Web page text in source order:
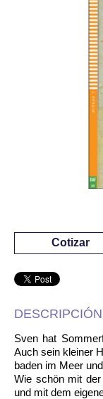
Cotizar
Sven hat
Auch sein kleiner
baden im Meer
Wie schön mit
und mit dem